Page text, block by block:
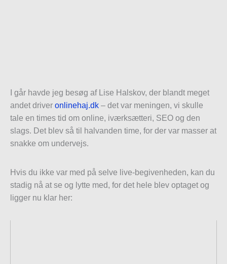
I går havde jeg besøg af Lise Halskov, der blandt meget
andet driver onlinehaj.dk – det var meningen, vi skulle
tale en times tid om online, iværksætteri, SEO og den
slags. Det blev så til halvanden time, for der var masser at
snakke om undervejs.
Hvis du ikke var med på selve live-begivenheden, kan du
stadig nå at se og lytte med, for det hele blev optaget og
ligger nu klar her: